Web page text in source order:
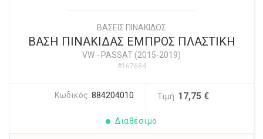
ΒΑΣΕΙΣ ΠΙΝΑΚΙΔΟΣ
ΒΑΣΗ ΠΙΝΑΚΙΔΑΣ ΕΜΠΡΟΣ ΠΛΑΣΤΙΚΗ
VW - PASSAT (2015-2019)
#167684
Κωδικός: 884204010 Τιμή: 17,75 €
Διαθέσιμο